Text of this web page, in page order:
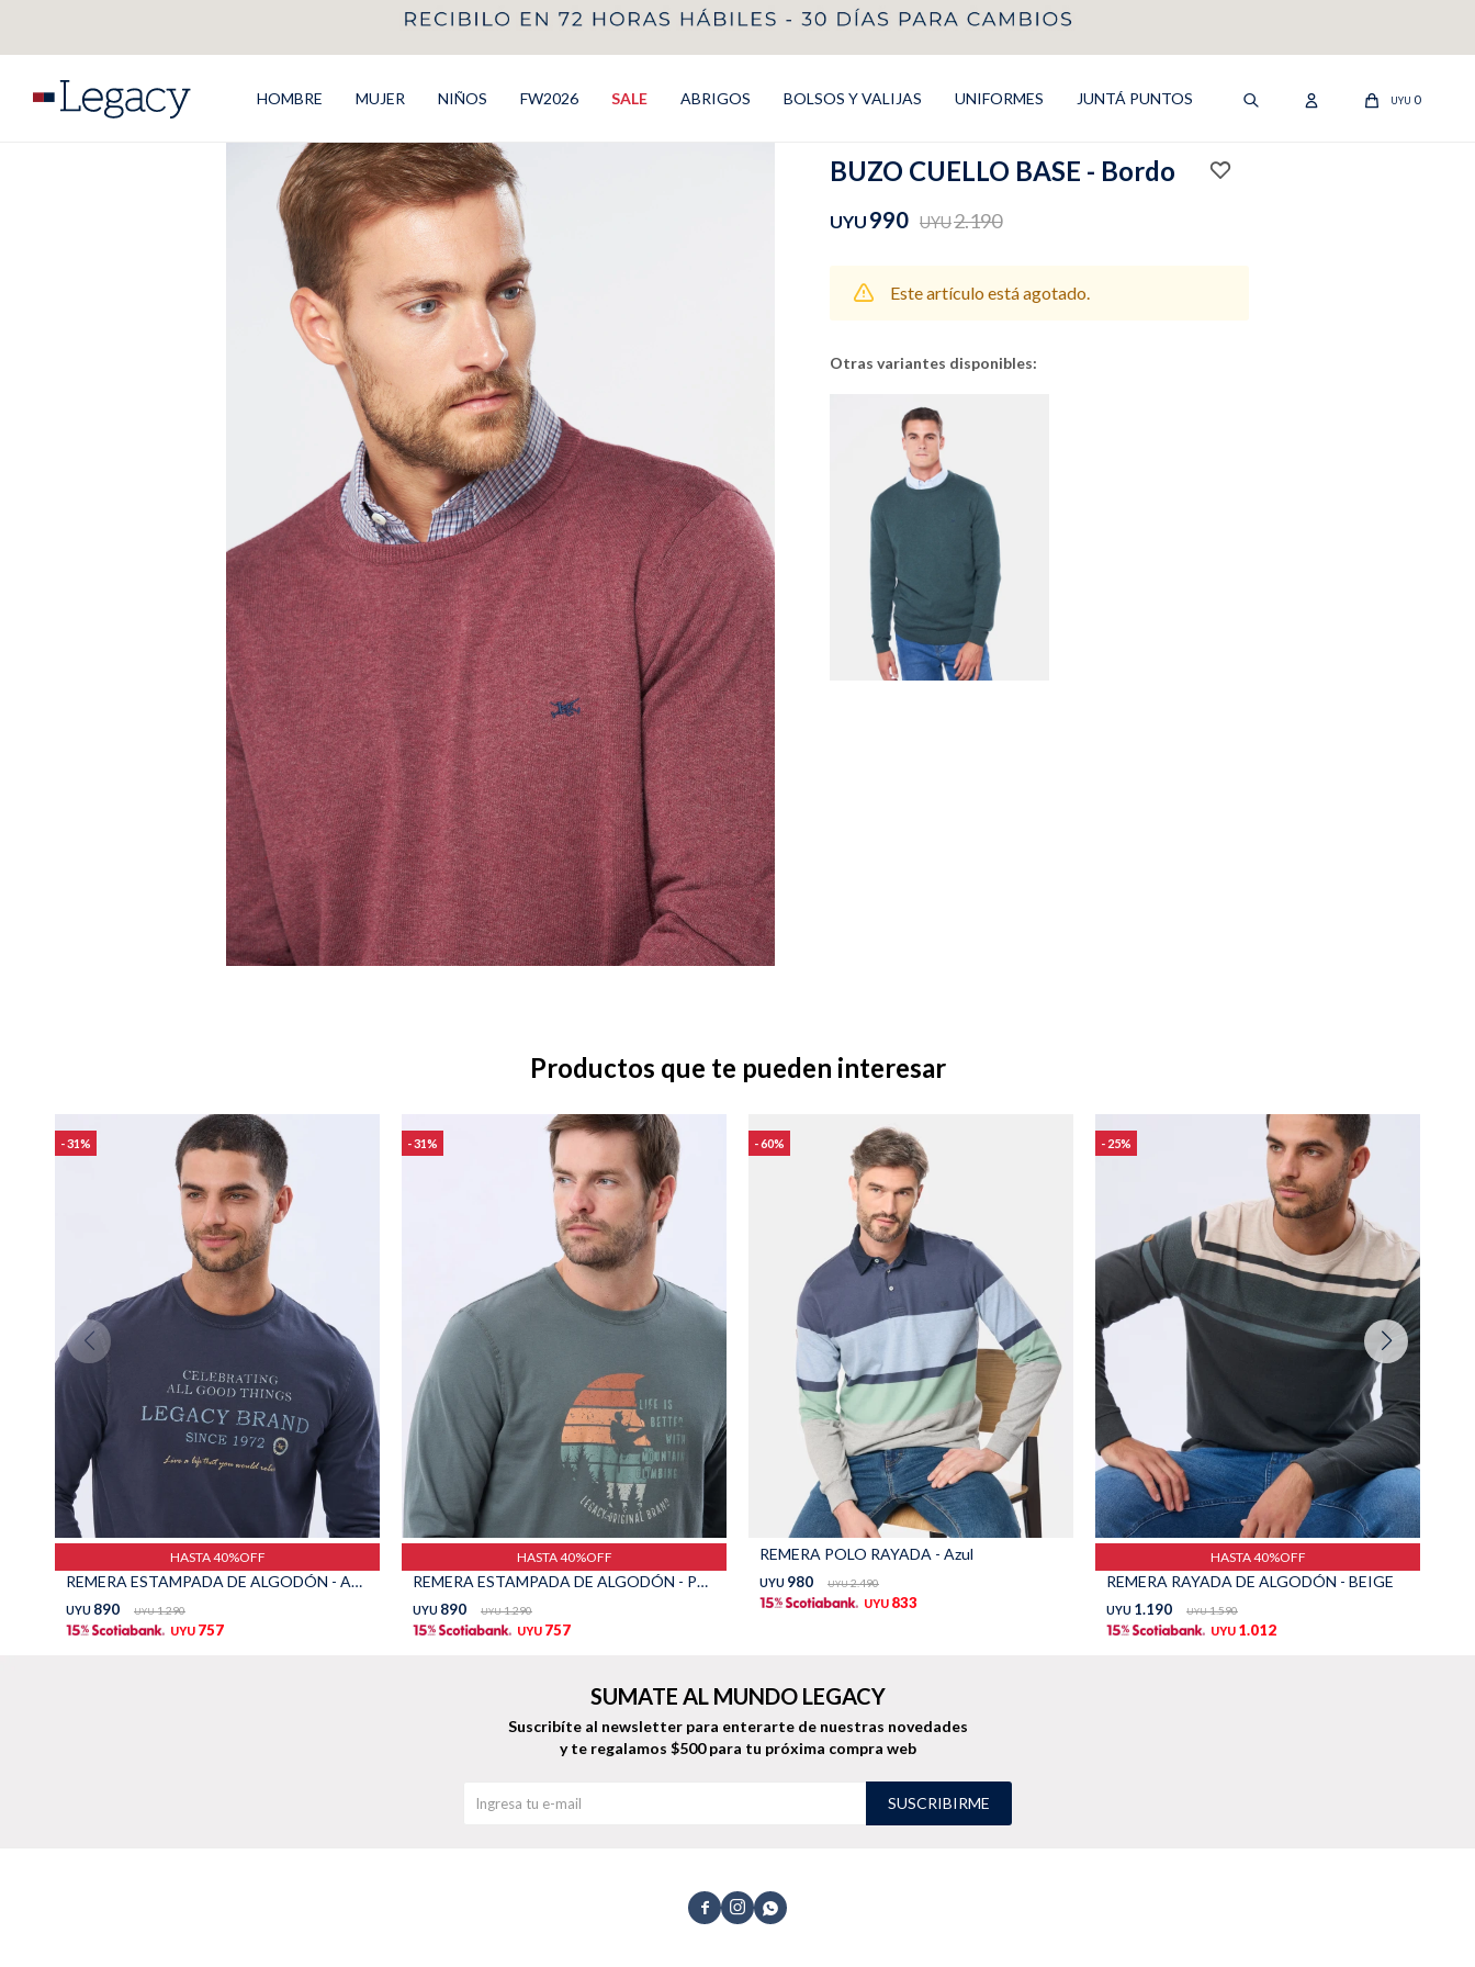
HOMBRE MUJER NIÑOS FW2026 SALE ABRIGOS BOLSOS Y VALIJAS UNIFORMES JUNTÁ PUNTOS UYU 0
BUZO CUELLO BASE - Bordo
UYU 990 UYU2.190
Este artículo está agotado.
Otras variantes disponibles:
Productos que te pueden interesar
31
HASTA 40%OFF
REMERA ESTAMPADA DE ALGODÓN - AZUL
UYU 890 UYU 1.290
UYU 757
31
HASTA 40%OFF
REMERA ESTAMPADA DE ALGODÓN - PETROLEO
UYU 890 UYU 1.290
UYU 757
60
REMERA POLO RAYADA - Azul
UYU 980 UYU 2.490
UYU 833
25
HASTA 40%OFF
REMERA RAYADA DE ALGODÓN - BEIGE
UYU 1.190 UYU 1.590
UYU 1.012
  
SUMATE AL MUNDO LEGACY
Suscribíte al newsletter para enterarte de nuestras novedades
y te regalamos $500 para tu próxima compra web
SUSCRIBIRME